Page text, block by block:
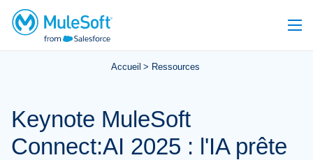
Accueil Ressources
Keynote MuleSoft
Connect:AI 2025 : l'IA prête